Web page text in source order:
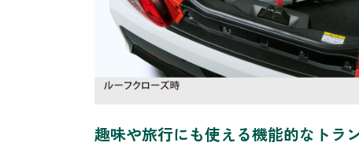
趣味や旅行にも使える機能的なトラ